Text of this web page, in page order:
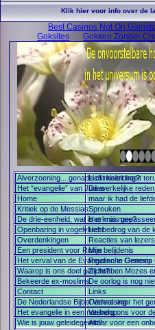
Best Casinos Not On
Goksites
Gokken Zonder
Alverzoening... genade of misleiding?
Licht keert nooit
Het “evangelie” van JudasDe werkelijke
Home
maar ik had de
Kritiek op de MessiasSpreuken
De drie-eenheid, wat is er mis mee?
Het kruis
Openbaring in vogelvluchtHet bedrog van de
Overdenkingen
Reacties van
Een president voor RomeMijn belijdenis
Het verval van de Evangelische Omroep
Reuzen in Genesis
Waarop is ons doel gericht?Zij hebben Mozes
Bekeerde ex-moslimsDe oorlog is nog
Contact
Links
De Nederlandse Bijbel Vervalsing
Ouders voor het
Het evangelie in een notendopVerberg ons voor
Wie is jouw geleidegeest?Altaar voor een
Klik hier voor info over de